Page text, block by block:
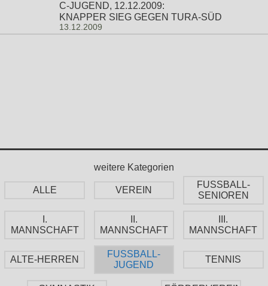
C-JUGEND, 12.12.2009:
KNAPPER SIEG GEGEN TURA-SÜD
13.12.2009
weitere Kategorien
ALLE VEREIN
FUSSBALL-
SENIOREN
I.
MANNSCHAFT
II.
MANNSCHAFT
III.
MANNSCHAFT
ALTE-HERREN
FUSSBALL-
JUGEND
TENNIS